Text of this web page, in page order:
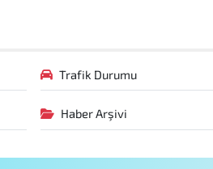
Trafik Durumu
Haber Arşivi